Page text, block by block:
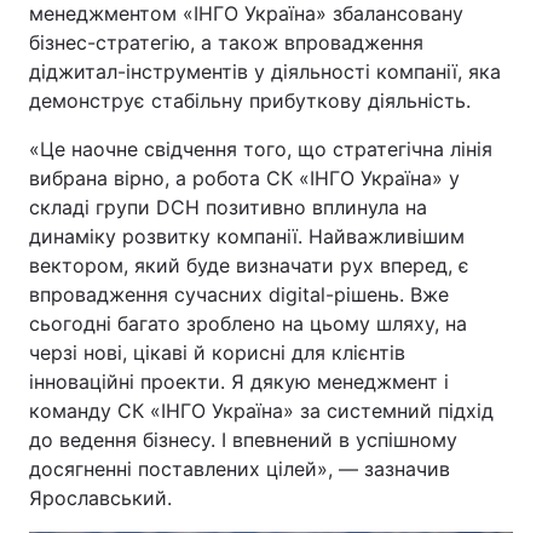
менеджментом «ІНГО Україна» збалансовану
бізнес-стратегію, а також впровадження
діджитал-інструментів у діяльності компанії, яка
демонструє стабільну прибуткову діяльність.
«Це наочне свідчення того, що стратегічна лінія
вибрана вірно, а робота СК «ІНГО Україна» у
складі групи DCH позитивно вплинула на
динаміку розвитку компанії. Найважливішим
вектором, який буде визначати рух вперед, є
впровадження сучасних digital-рішень. Вже
сьогодні багато зроблено на цьому шляху, на
черзі нові, цікаві й корисні для клієнтів
інноваційні проекти. Я дякую менеджмент і
команду СК «ІНГО Україна» за системний підхід
до ведення бізнесу. І впевнений в успішному
досягненні поставлених цілей», — зазначив
Ярославський.